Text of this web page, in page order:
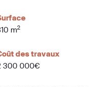
m2
des travaux
300 000€